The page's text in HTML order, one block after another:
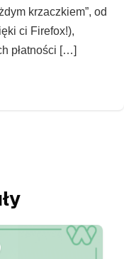
krzaczkiem”, od
ci Firefox!),
płatności […]